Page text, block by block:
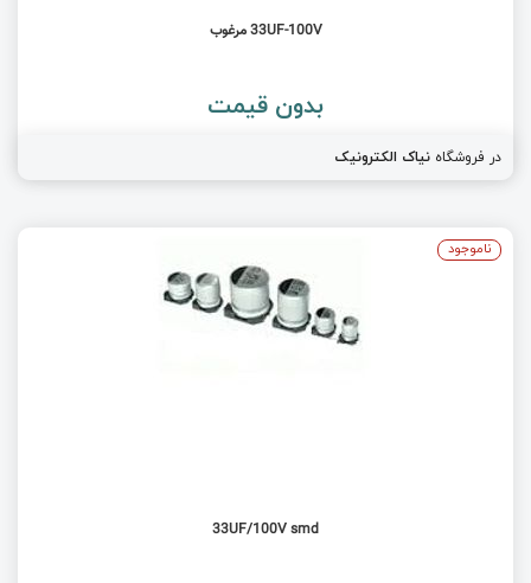
33UF-100V مرغوب
بدون قیمت
در فروشگاه نیاک الکترونیک
33UF/100V smd
ناموجود